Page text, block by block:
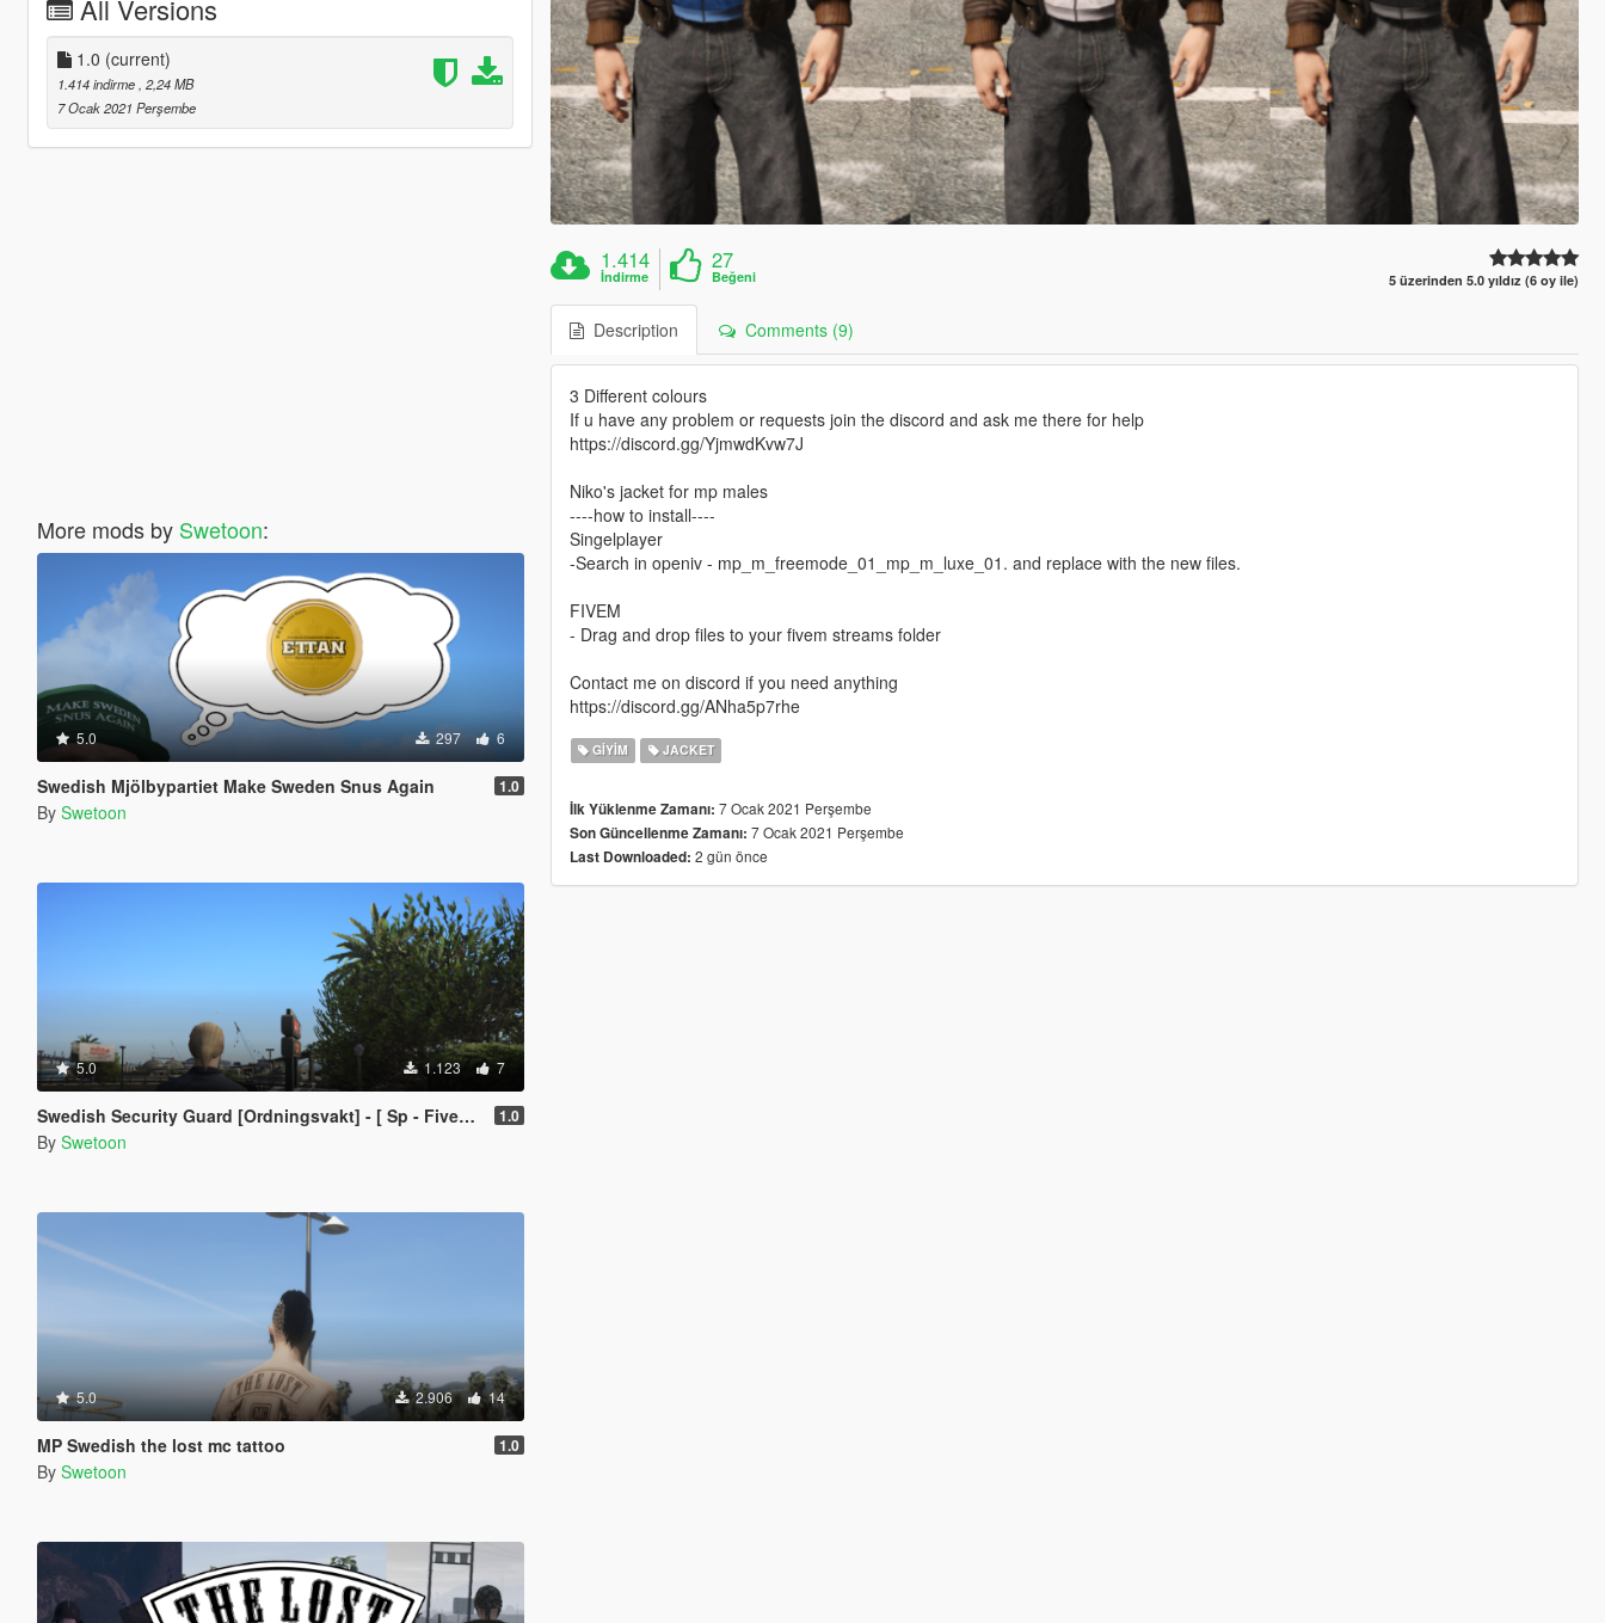
All Versions
1.0 (current)
1.414 indirme , 2,24 MB
7 Ocak 2021 Perşembe
More mods by Swetoon:
5.0 297 6
Swedish Mjölbypartiet Make Sweden Snus Again 1.0
By Swetoon
5.0 1.123 7
Swedish Security Guard [Ordningsvakt] - [ Sp - Fivem ] 1.0
By Swetoon
5.0 2.906 14
MP Swedish the lost mc tattoo 1.0
By Swetoon
1.414
İndirme
27
Beğeni 5 üzerinden 5.0 yıldız (6 oy ile)
Description Comments (9)
3 Different colours
If u have any problem or requests join the discord and ask me there for help
https://discord.gg/YjmwdKvw7J
Niko's jacket for mp males
----how to install----
Singelplayer
-Search in openiv - mp_m_freemode_01_mp_m_luxe_01. and replace with the new files.
FIVEM
- Drag and drop files to your fivem streams folder
Contact me on discord if you need anything
https://discord.gg/ANha5p7rhe
GIYIM JACKET
İlk Yüklenme Zamanı: 7 Ocak 2021 Perşembe
Son Güncellenme Zamanı: 7 Ocak 2021 Perşembe
Last Downloaded: 2 gün önce